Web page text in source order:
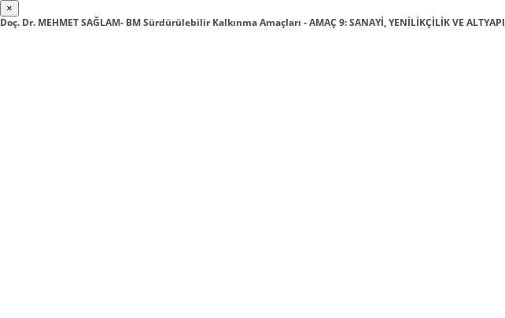
×
Doç. Dr. MEHMET SAĞLAM- BM Sürdürülebilir Kalkınma Amaçları - AMAÇ 9: SANAYİ, YENİLİKÇİLİK VE ALTYAPI